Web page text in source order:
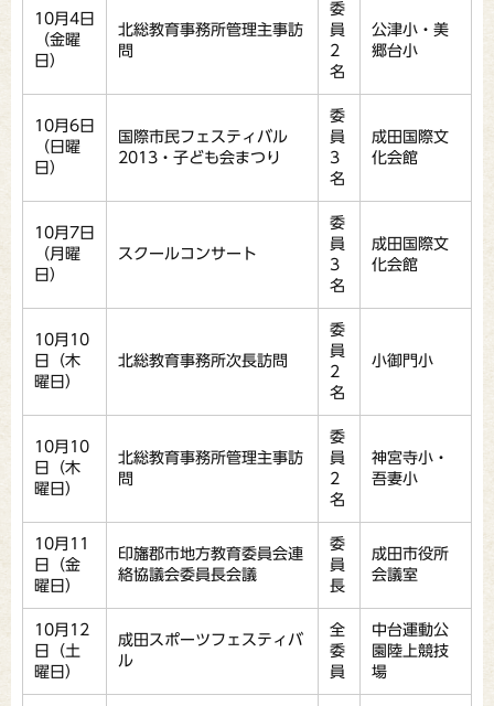
10月4日
（金曜
日）
北総教育事務所管理主事訪
問
委
員
2
名
公津小・美
郷台小
10月6日
（日曜
日）
国際市民フェスティバル
2013・子ども会まつり
委
員
3
名
成田国際文
化会館
10月7日
（月曜
日）
スクールコンサート
委
員
3
名
成田国際文
化会館
10月10
日（木
曜日）
北総教育事務所次長訪問
委
員
2
名
小御門小
10月10
日（木
曜日）
北総教育事務所管理主事訪
問
委
員
2
名
神宮寺小・
吾妻小
10月11
日（金
曜日）
印旛郡市地方教育委員会連
絡協議会委員長会議
委
員
長
成田市役所
会議室
10月12
日（土
曜日）
成田スポーツフェスティバ
ル
全
委
員
中台運動公
園陸上競技
場